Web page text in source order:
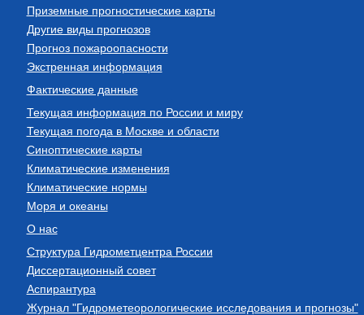
Приземные прогностические карты
Другие виды прогнозов
Прогноз пожароопасности
Экстренная информация
Фактические данные
Текущая информация по России и миру
Текущая погода в Москве и области
Синоптические карты
Климатические изменения
Климатические нормы
Моря и океаны
О нас
Структура Гидрометцентра России
Диссертационный совет
Аспирантура
Журнал "Гидрометеорологические исследования и прогнозы"